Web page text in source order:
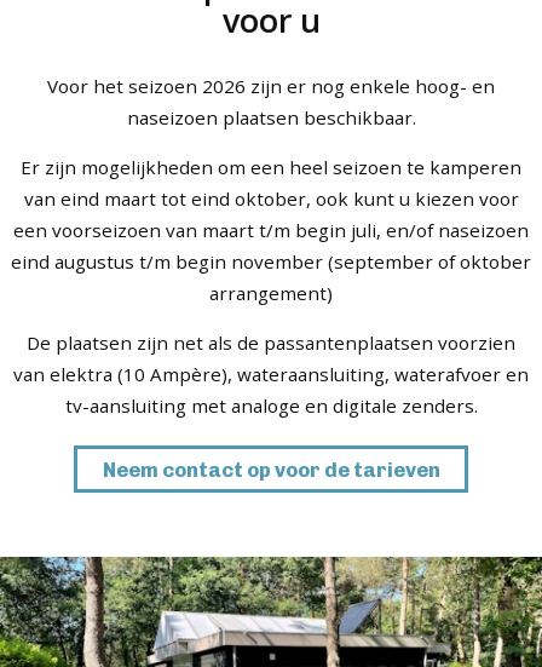
voor u
Voor het seizoen 2026 zijn er nog enkele hoog- en
naseizoen plaatsen beschikbaar.
Er zijn mogelijkheden om een heel seizoen te kamperen
van eind maart tot eind oktober, ook kunt u kiezen voor
een voorseizoen van maart t/m begin juli, en/of naseizoen
eind augustus t/m begin november (september of oktober
arrangement)
De plaatsen zijn net als de passantenplaatsen voorzien
van elektra (10 Ampère), wateraansluiting, waterafvoer en
tv-aansluiting met analoge en digitale zenders.
Neem contact op voor de tarieven